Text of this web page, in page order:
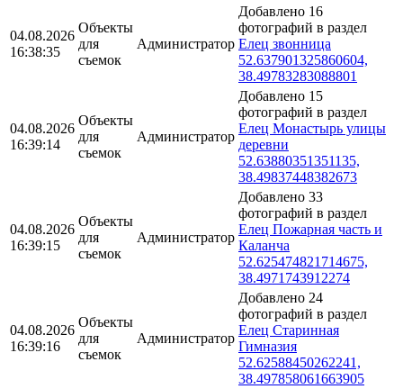
04.08.2026
16:38:35
Объекты
для
съемок
Администратор
Добавлено 16
фотографий в раздел
Елец звонница
52.637901325860604,
38.49783283088801
04.08.2026
16:39:14
Объекты
для
съемок
Администратор
Добавлено 15
фотографий в раздел
Елец Монастырь улицы
деревни
52.63880351351135,
38.49837448382673
04.08.2026
16:39:15
Объекты
для
съемок
Администратор
Добавлено 33
фотографий в раздел
Елец Пожарная часть и
Каланча
52.625474821714675,
38.4971743912274
04.08.2026
16:39:16
Объекты
для
съемок
Администратор
Добавлено 24
фотографий в раздел
Елец Старинная
Гимназия
52.62588450262241,
38.497858061663905